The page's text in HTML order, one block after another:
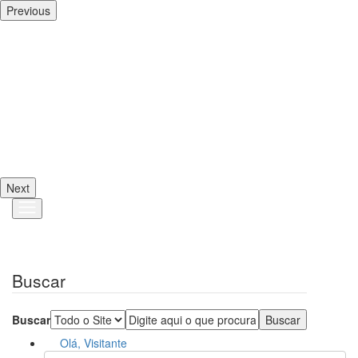
Previous
Next
Buscar
Buscar
Olá, Visitante